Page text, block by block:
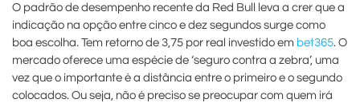
O padrão de desempenho recente da Red Bull leva a crer que a
indicação na opção entre cinco e dez segundos surge como
boa escolha. Tem retorno de 3,75 por real investido em bet365. O
mercado oferece uma espécie de ‘seguro contra a zebra’, uma
vez que o importante é a distância entre o primeiro e o segundo
colocados. Ou seja, não é preciso se preocupar com quem irá